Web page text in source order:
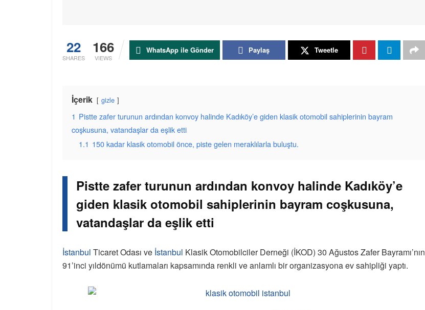
22
SHARES
166
VIEWS
WhatsApp ile Gönder Paylaş Tweetle
İçerik gizle
1 Pistte zafer turunun ardından konvoy halinde Kadıköy’e giden klasik otomobil sahiplerinin bayram
coşkusuna, vatandaşlar da eşlik etti
1.1 150 kadar klasik otomobil önce, piste gelen meraklılarla buluştu.
Pistte zafer turunun ardından konvoy halinde Kadıköy’e
giden klasik otomobil sahiplerinin bayram coşkusuna,
vatandaşlar da eşlik etti
İstanbul Ticaret Odası ve İstanbul Klasik Otomobilciler Derneği (İKOD) 30 Ağustos Zafer Bayramı’nın
91’inci yıldönümü kutlamaları kapsamında renkli ve anlamlı bir organizasyona ev sahipliği yaptı.